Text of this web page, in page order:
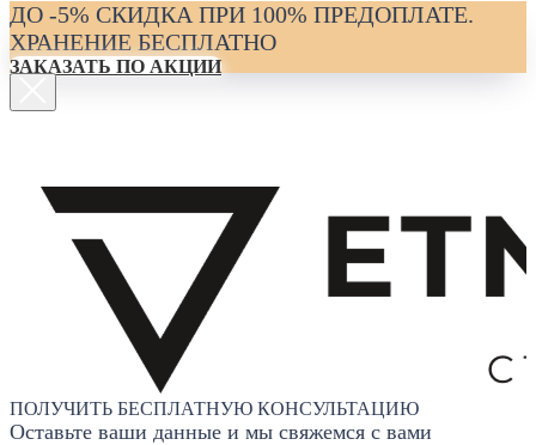
ДО -5% СКИДКА ПРИ 100% ПРЕДОПЛАТЕ.
ХРАНЕНИЕ БЕСПЛАТНО
ЗАКАЗАТЬ ПО АКЦИИ
ПОЛУЧИТЬ БЕСПЛАТНУЮ КОНСУЛЬТАЦИЮ
Оставьте ваши данные и мы свяжемся с вами